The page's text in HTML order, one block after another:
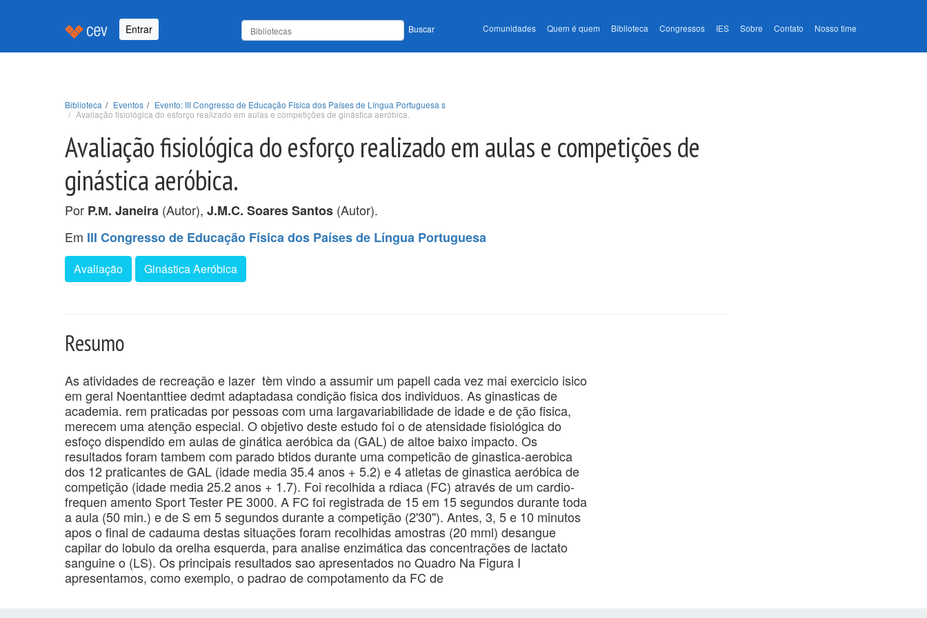
Entrar Buscar Comunidades Quem é quem Biblioteca Congressos IES Sobre Contato Nosso time
Biblioteca Eventos
Evento: III Congresso de Educação Física dos Países de Língua Portuguesa s
Avaliação fisiológica do esforço realizado em aulas e competições de ginástica aeróbica.
Avaliação fisiológica do esforço realizado em aulas e competições de
ginástica aeróbica.
Por P.М. Janeira (Autor), J.M.C. Soares Santos (Autor).
Em III Congresso de Educação Física dos Países de Língua Portuguesa
Avaliação Ginástica Aeróbica
Resumo
As atividades de recreação e lazer tèm vindo a assumir um papell cada vez mai exercicio isico
em geral Noentanttiee dedmt adaptadasa condição fisica dos individuos. As ginasticas de
academia. rem praticadas por pessoas com uma largavariabilidade de idade e de ção fisica,
merecem uma atenção especial. O objetivo deste estudo foi o de atensidade fisiológica do
esfoço dispendido em aulas de ginática aeróbica da (GAL) de altoe baixo impacto. Os
resultados foram tambem com parado btidos durante uma competicão de ginastica-aerobica
dos 12 praticantes de GAL (idade media 35.4 anos + 5.2) e 4 atletas de ginastica aeróbica de
competição (idade media 25.2 anos + 1.7). Foi recolhida a rdiaca (FC) através de um cardio-
frequen amento Sport Tester PE 3000. A FC foi registrada de 15 em 15 segundos durante toda
a aula (50 min.) e de S em 5 segundos durante a competição (2'30"). Antes, 3, 5 e 10 minutos
apos o final de cadauma destas situações foram recolhidas amostras (20 mml) desangue
capilar do lobulo da orelha esquerda, para analise enzimática das concentrações de lactato
sanguine o (LS). Os principais resultados sao apresentados no Quadro Na Figura I
apresentamos, como exemplo, o padrao de compotamento da FC de